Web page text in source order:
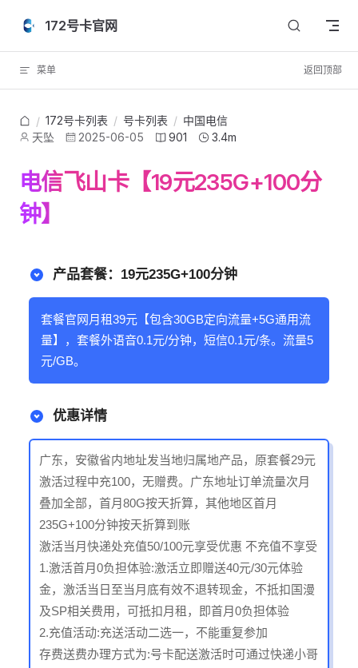
Skip to content
172号卡官网
菜单 返回顶部
/ 172号卡列表 / 号卡列表 / 中国电信
天坠
2025-06-05 901 3.4m
电信飞山卡【19元235G+100分
钟】
产品套餐：19元235G+100分钟
套餐官网月租39元【包含30GB定向流量+5G通用流
量】，套餐外语音0.1元/分钟，短信0.1元/条。流量5
元/GB。
优惠详情
广东，安徽省内地址发当地归属地产品，原套餐29元
激活过程中充100，无赠费。广东地址订单流量次月
叠加全部，首月80G按天折算，其他地区首月
235G+100分钟按天折算到账
激活当月快递处充值50/100元享受优惠 不充值不享受
1.激活首月0负担体验:激活立即赠送40元/30元体验
金，激活当日至当月底有效不退转现金，不抵扣国漫
及SP相关费用，可抵扣月租，即首月0负担体验
2.充值活动:充送活动二选一，不能重复参加
存费送费办理方式为:号卡配送激活时可通过快递小哥